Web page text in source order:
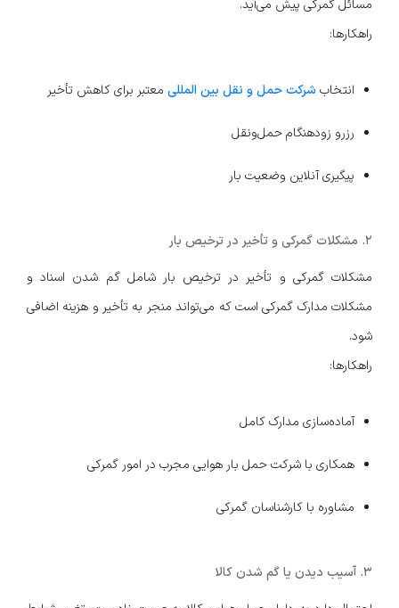
مسائل گمرکی پیش می‌آید.
راهکارها:
انتخاب شرکت حمل و نقل بین المللی معتبر برای کاهش تأخیر
رزرو زودهنگام حمل‌ونقل
پیگیری آنلاین وضعیت بار
۲. مشکلات گمرکی و تأخیر در ترخیص بار
مشکلات گمرکی و تأخیر در ترخیص بار شامل گم شدن اسناد و
مشکلات مدارک گمرکی است که می‌تواند منجر به تأخیر و هزینه اضافی
شود.
راهکارها:
آماده‌سازی مدارک کامل
همکاری با شرکت حمل بار هوایی مجرب در امور گمرکی
مشاوره با کارشناسان گمرکی
۳. آسیب دیدن یا گم شدن کالا